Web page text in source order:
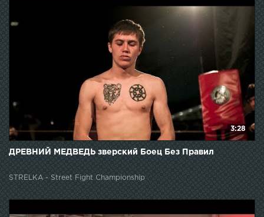
3:28
ДРЕВНИЙ МЕДВЕДЬ зверский Боец Без Правил
STRELKA - Street Fight Championship